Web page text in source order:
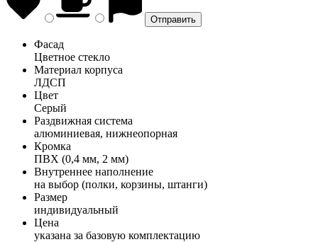
Фасад
Цветное стекло
Материал корпуса
ЛДСП
Цвет
Серый
Раздвижная система
алюминиевая, нижнеопорная
Кромка
ПВХ (0,4 мм, 2 мм)
Внутреннее наполнение
на выбор (полки, корзины, штанги)
Размер
индивидуальный
Цена
указана за базовую комплектацию